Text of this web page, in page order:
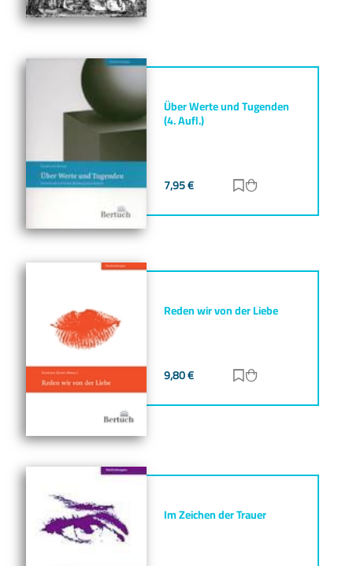
Über Werte und Tugenden
(4. Aufl.)
7,95€ Zur Merkliste
Reden wir von der Liebe
9,80€ Zur Merkliste
Im Zeichen der Trauer